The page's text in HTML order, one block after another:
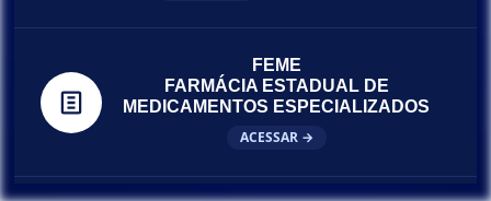
FEME
FARMÁCIA ESTADUAL DE
MEDICAMENTOS ESPECIALIZADOS
ACESSAR →